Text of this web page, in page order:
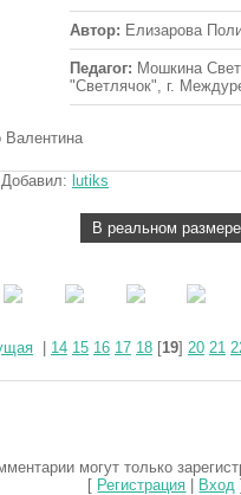
Автор: Елизарова
Педагог: Мошкина
"Светлячок", г.
Валентина
| Добавил: lutiks
В реальном размере
14 15 16 17 18 [19] 20 21
могут только
[ Регистрация Вход